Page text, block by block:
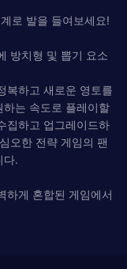
로 발을 들여보세요!
방치형 및 뽑기 요소
복하고 새로운 영토를
는 속도로 플레이할
집하고 업그레이드하
오한 전략 게임의 팬
다.
하게 혼합된 게임에서